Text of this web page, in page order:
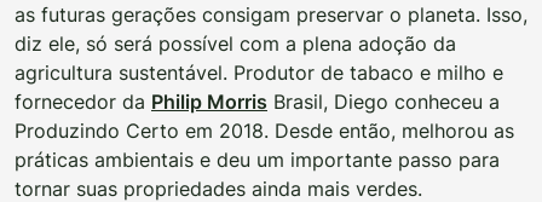
as futuras gerações consigam preservar o planeta. Isso,
diz ele, só será possível com a plena adoção da
agricultura sustentável. Produtor de tabaco e milho e
fornecedor da Philip Morris Brasil, Diego conheceu a
Produzindo Certo em 2018. Desde então, melhorou as
práticas ambientais e deu um importante passo para
tornar suas propriedades ainda mais verdes.